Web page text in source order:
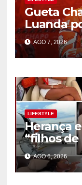
Gueta
Luanda
TAAG
AGO 7, 2026
LIFESTYLE
Herança
“filhos
Luanda
AGO 6, 2026